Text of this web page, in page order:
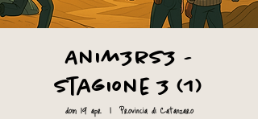
Anim3rs3 -
Stagione 3 (1)
dom 19 apr
  |
Provincia di Catanzaro